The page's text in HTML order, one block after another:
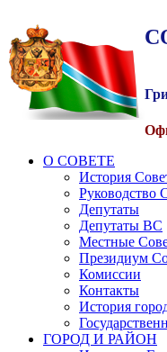
О СОВЕТЕ
История
Руководство
Депутаты
Депутаты ВС
Местные
Президиум
Комиссии
Контакты
История
ГОРОД И РАЙОН